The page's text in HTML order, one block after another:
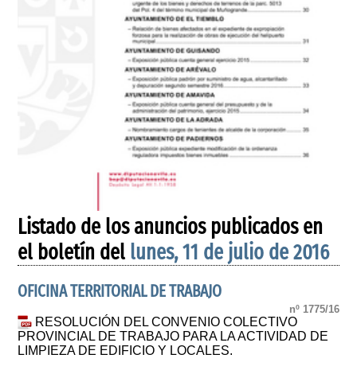
Listado de los anuncios publicados en
el boletín del lunes, 11 de julio de 2016
OFICINA TERRITORIAL DE TRABAJO
nº 1775/16
RESOLUCIÓN DEL CONVENIO COLECTIVO
PROVINCIAL DE TRABAJO PARA LA ACTIVIDAD DE
LIMPIEZA DE EDIFICIO Y LOCALES.